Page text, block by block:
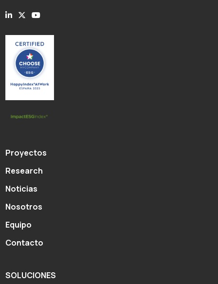
Proyectos
Research
Noticias
Nosotros
Equipo
Contacto
SOLUCIONES